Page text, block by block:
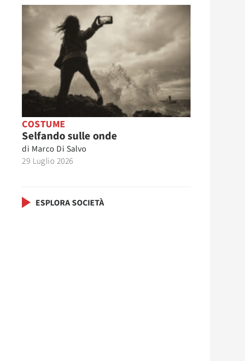
COSTUME
Selfando sulle onde
di Marco Di Salvo
29 Luglio 2026
ESPLORA SOCIETÀ